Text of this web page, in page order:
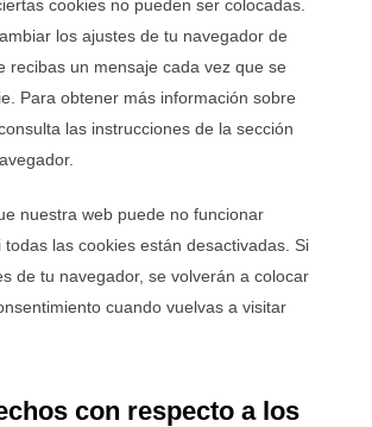
cookies no pueden ser colocadas.
los ajustes de tu navegador de
recibas un mensaje cada vez que se
Para obtener más información sobre
las instrucciones de la sección
nuestra web puede no funcionar
las cookies están desactivadas. Si
de tu navegador, se volverán a colocar
cuando vuelvas a visitar
con respecto a los